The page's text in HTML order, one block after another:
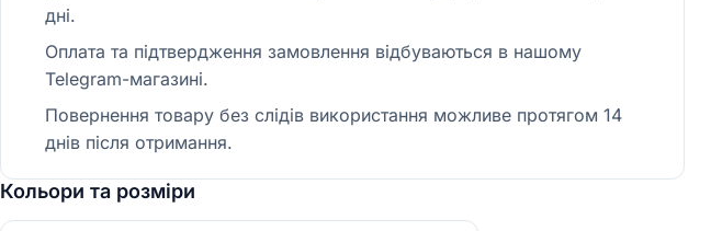
дні.
Оплата та підтвердження замовлення відбуваються в нашому
Telegram-магазині.
Повернення товару без слідів використання можливе протягом 14
днів після отримання.
Кольори та розміри